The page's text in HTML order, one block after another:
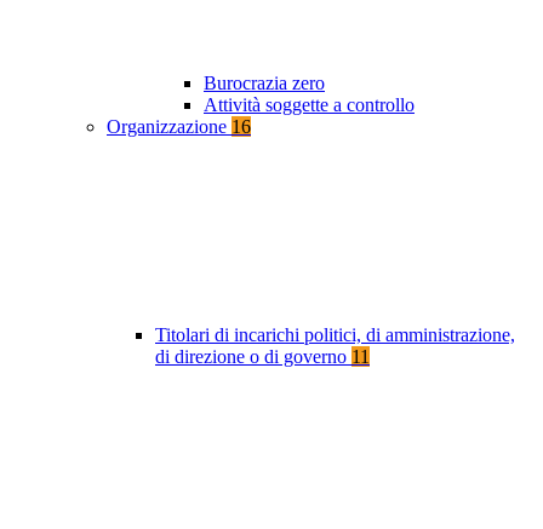
Burocrazia zero
Attività soggette a controllo
Organizzazione 16
Titolari di incarichi politici, di amministrazione,
di direzione o di governo 11